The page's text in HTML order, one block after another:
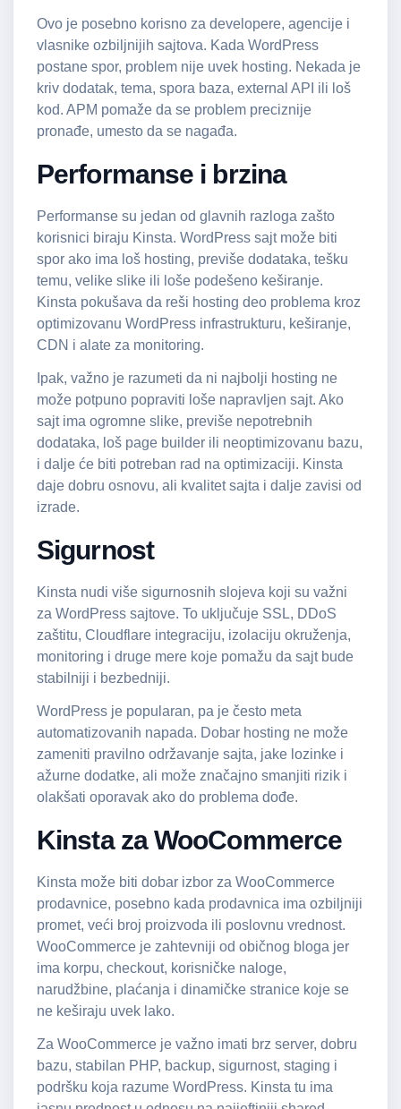
Ovo je posebno korisno za developere, agencije i
vlasnike ozbiljnijih sajtova. Kada WordPress
postane spor, problem nije uvek hosting. Nekada je
kriv dodatak, tema, spora baza, external API ili loš
kod. APM pomaže da se problem preciznije
pronađe, umesto da se nagađa.
Performanse i brzina
Performanse su jedan od glavnih razloga zašto
korisnici biraju Kinsta. WordPress sajt može biti
spor ako ima loš hosting, previše dodataka, tešku
temu, velike slike ili loše podešeno keširanje.
Kinsta pokušava da reši hosting deo problema kroz
optimizovanu WordPress infrastrukturu, keširanje,
CDN i alate za monitoring.
Ipak, važno je razumeti da ni najbolji hosting ne
može potpuno popraviti loše napravljen sajt. Ako
sajt ima ogromne slike, previše nepotrebnih
dodataka, loš page builder ili neoptimizovanu bazu,
i dalje će biti potreban rad na optimizaciji. Kinsta
daje dobru osnovu, ali kvalitet sajta i dalje zavisi od
izrade.
Sigurnost
Kinsta nudi više sigurnosnih slojeva koji su važni
za WordPress sajtove. To uključuje SSL, DDoS
zaštitu, Cloudflare integraciju, izolaciju okruženja,
monitoring i druge mere koje pomažu da sajt bude
stabilniji i bezbedniji.
WordPress je popularan, pa je često meta
automatizovanih napada. Dobar hosting ne može
zameniti pravilno održavanje sajta, jake lozinke i
ažurne dodatke, ali može značajno smanjiti rizik i
olakšati oporavak ako do problema dođe.
Kinsta za WooCommerce
Kinsta može biti dobar izbor za WooCommerce
prodavnice, posebno kada prodavnica ima ozbiljniji
promet, veći broj proizvoda ili poslovnu vrednost.
WooCommerce je zahtevniji od običnog bloga jer
ima korpu, checkout, korisničke naloge,
narudžbine, plaćanja i dinamičke stranice koje se
ne keširaju uvek lako.
Za WooCommerce je važno imati brz server, dobru
bazu, stabilan PHP, backup, sigurnost, staging i
podršku koja razume WordPress. Kinsta tu ima